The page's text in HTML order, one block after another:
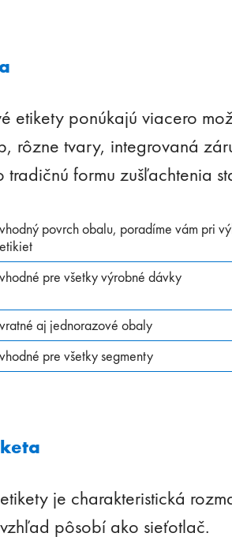
etikety ponúkajú viacero
rôzne tvary, integrovaná
tradičnú formu zušľachtenia
vhodný povrch obalu, poradíme vám pri
etikiet
vhodné pre všetky výrobné dávky
vratné aj jednorazové obaly
vhodné pre všetky segmenty
je charakteristická
pôsobí ako sieťotlač.